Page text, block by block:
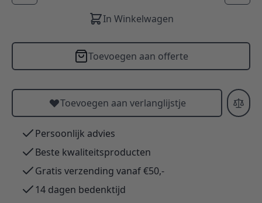
In Winkelwagen
Toevoegen aan offerte
Toevoegen aan verlanglijstje
Persoonlijk advies
Beste kwaliteitsproducten
Gratis verzending vanaf €50,-
14 dagen bedenktijd